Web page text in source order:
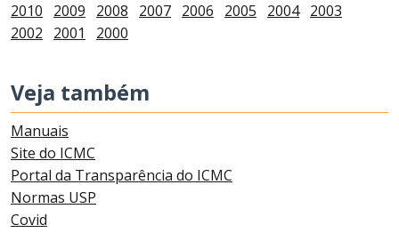
2010
2009 2008 2007 2006 2005 2004 2003
2002
2001 2000
Veja também
Manuais
Site do ICMC
Portal da Transparência do ICMC
Normas USP
Covid